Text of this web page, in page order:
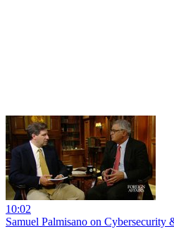
10:02
Samuel Palmisano on Cybersecurity